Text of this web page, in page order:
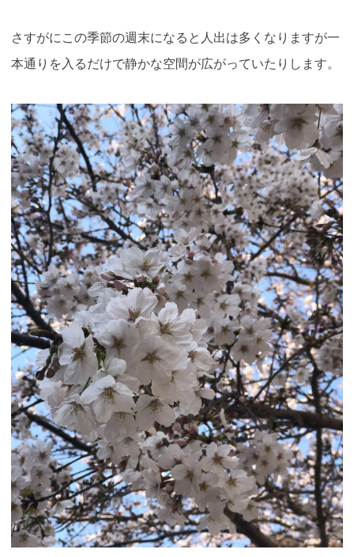
さすがにこの季節の週末になると人出は多くなりますが一
本通りを入るだけで静かな空間が広がっていたりします。